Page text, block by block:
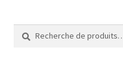
pour :